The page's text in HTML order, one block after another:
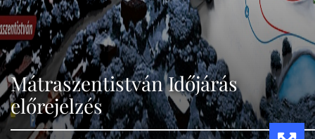
Mátraszentistván Időjárás
előrejelzés